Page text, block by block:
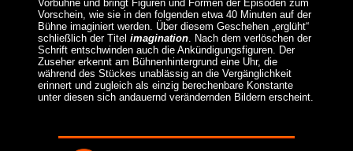
Vorbühne und bringt Figuren und Formen der Episoden zum
Vorschein, wie sie in den folgenden etwa 40 Minuten auf der
Bühne imaginiert werden. Über diesem Geschehen „erglüht“
schließlich der Titel imagination . Nach dem verlöschen der
Schrift entschwinden auch die Ankündigungsfiguren. Der
Zuseher erkennt am Bühnenhintergrund eine Uhr, die
während des Stückes unablässig an die Vergänglichkeit
erinnert und zugleich als einzig berechenbare Konstante
unter diesen sich andauernd verändernden Bildern erscheint.